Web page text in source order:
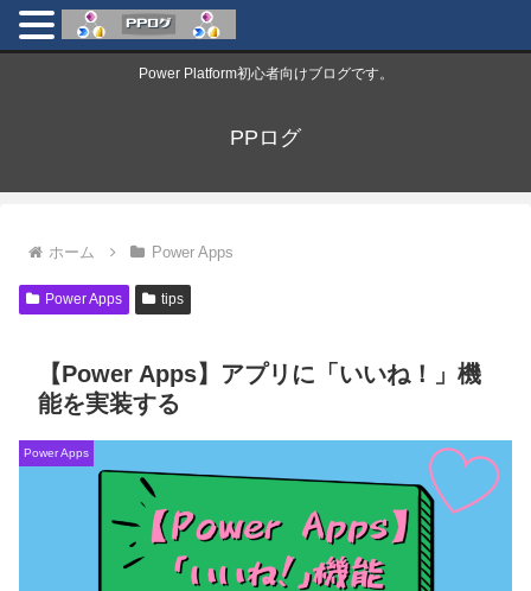
Power Platform初心者向けブログです。
PPログ
ホーム Power Apps
Power Apps tips
【Power Apps】アプリに「いいね！」機
能を実装する
Power Apps